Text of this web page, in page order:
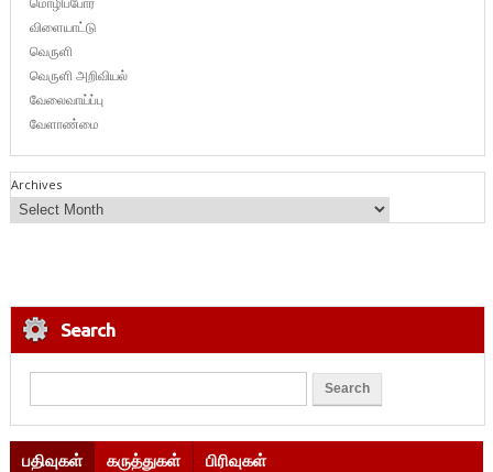
விளையாட்டு
வெருளி
வெருளி அறிவியல்
வேலைவாய்ப்பு
வேளாண்மை
Archives
Search
பதிவுகள் கருத்துகள் பிரிவுகள்